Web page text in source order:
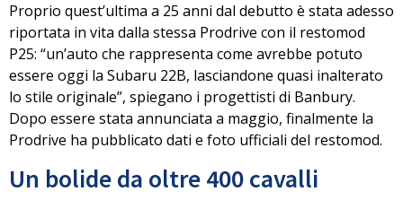
Proprio quest’ultima a 25 anni dal debutto è stata adesso
riportata in vita dalla stessa Prodrive con il restomod
P25: “un’auto che rappresenta come avrebbe potuto
essere oggi la Subaru 22B, lasciandone quasi inalterato
lo stile originale”, spiegano i progettisti di Banbury.
Dopo essere stata annunciata a maggio, finalmente la
Prodrive ha pubblicato dati e foto ufficiali del restomod.
Un bolide da oltre 400 cavalli